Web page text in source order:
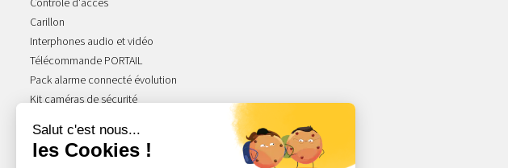
Contrôle d'accès
Carillon
Interphones audio et vidéo
Télécommande PORTAIL
Pack alarme connecté évolution
Kit caméras de sécurité
NOS GAMMES STARS
Acova Atoll